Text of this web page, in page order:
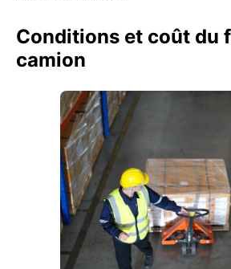
Conditions et coût du
camion